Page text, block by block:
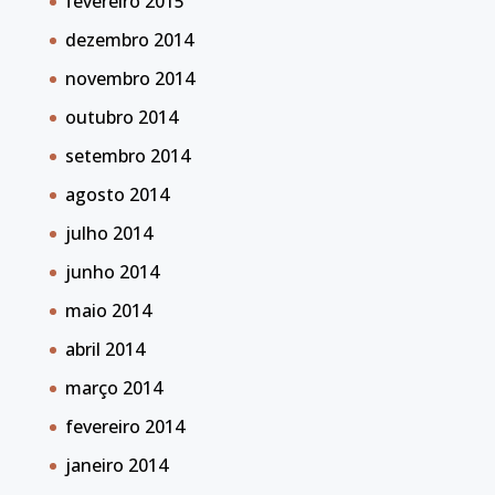
dezembro 2014
novembro 2014
outubro 2014
setembro 2014
agosto 2014
julho 2014
junho 2014
maio 2014
abril 2014
março 2014
fevereiro 2014
janeiro 2014